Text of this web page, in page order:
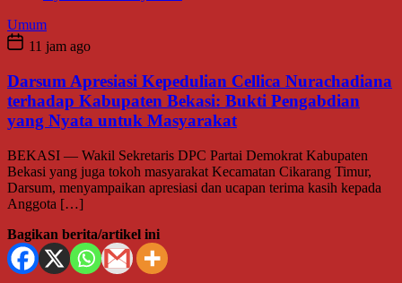
Umum
11 jam ago
Darsum Apresiasi Kepedulian Cellica Nurachadiana
terhadap Kabupaten Bekasi: Bukti Pengabdian
yang Nyata untuk Masyarakat
BEKASI — Wakil Sekretaris DPC Partai Demokrat Kabupaten
Bekasi yang juga tokoh masyarakat Kecamatan Cikarang Timur,
Darsum, menyampaikan apresiasi dan ucapan terima kasih kepada
Anggota […]
Bagikan berita/artikel ini